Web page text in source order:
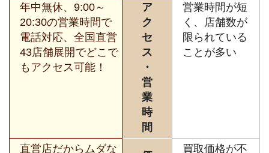
年中無休、9:00～
20:30の営業時間で
電話対応、全国直営
43店舗展開でどこで
もアクセス可能！
ア
ク
セ
ス
・
営
業
時
間
営業時間が短
く、店舗数が
限られている
ことが多い
直営店だからムダな
買取価格が不